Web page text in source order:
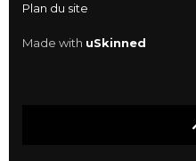
Plan du site
Made with uSkinned